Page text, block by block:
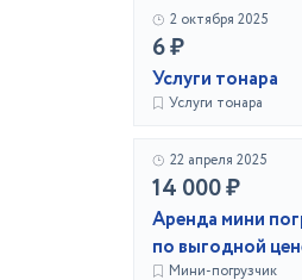
2 октября 2025
6 ₽
Услуги тонара
Услуги тонара
22 апреля 2025
14 000 ₽
Аренда мини
по выгодной
Мини-погрузчик